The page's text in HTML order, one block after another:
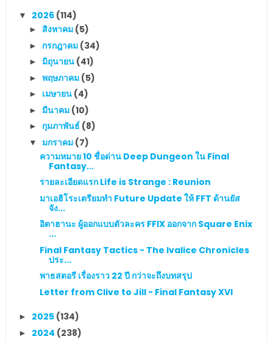
▼ 2026 (114)
► สิงหาคม (5)
► กรกฎาคม (34)
► มิถุนายน (41)
► พฤษภาคม (5)
► เมษายน (4)
► มีนาคม (10)
► กุมภาพันธ์ (8)
▼ มกราคม (7)
ความหมาย 10 ชื่อด่าน Deep Dungeon ใน Final
Fantasy...
รายละเอียดแรก Life is Strange : Reunion
มาเอฮิโระเตรียมทำ Future Update ให้ FFT ด้านยัส
จัง...
อิตาฮานะ ผู้ออกแบบตัวละคร FFIX ออกจาก Square Enix
...
Final Fantasy Tactics - The Ivalice Chronicles
ประ...
พาธสตอรี เรื่องราว 22 ปี กว่าจะถึงบทสรุป
Letter from Clive to Jill - Final Fantasy XVI
► 2025 (134)
► 2024 (238)